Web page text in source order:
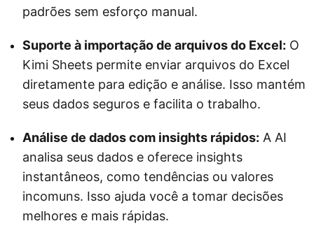
padrões sem esforço manual.
Suporte à importação de arquivos do Excel: O
Kimi Sheets permite enviar arquivos do Excel
diretamente para edição e análise. Isso mantém
seus dados seguros e facilita o trabalho.
Análise de dados com insights rápidos: A AI
analisa seus dados e oferece insights
instantâneos, como tendências ou valores
incomuns. Isso ajuda você a tomar decisões
melhores e mais rápidas.